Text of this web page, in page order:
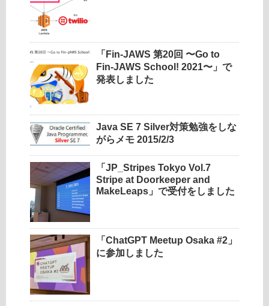
「Fin-JAWS 第20回 〜Go to
Fin-JAWS School! 2021〜」で
発表しました
Java SE 7 Silver対策勉強をしな
がらメモ 2015/2/3
「JP_Stripes Tokyo Vol.7
Stripe at Doorkeeper and
MakeLeaps」で受付をしました
「ChatGPT Meetup Osaka #2」
に参加しました